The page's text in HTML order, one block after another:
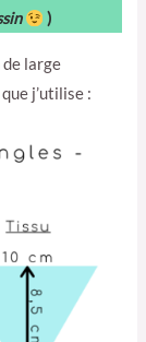
)
de large
j’utilise :